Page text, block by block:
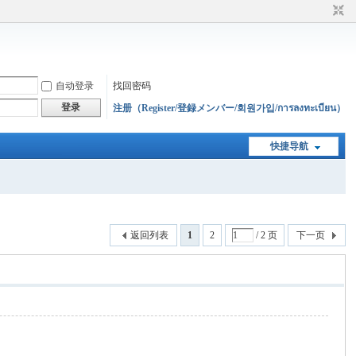
自动登录
找回密码
登录 注册（Register/登録メンバー/회원가입/การลงทะเบียน）
快捷导航
1 2 / 2 页 下一页
返回列表